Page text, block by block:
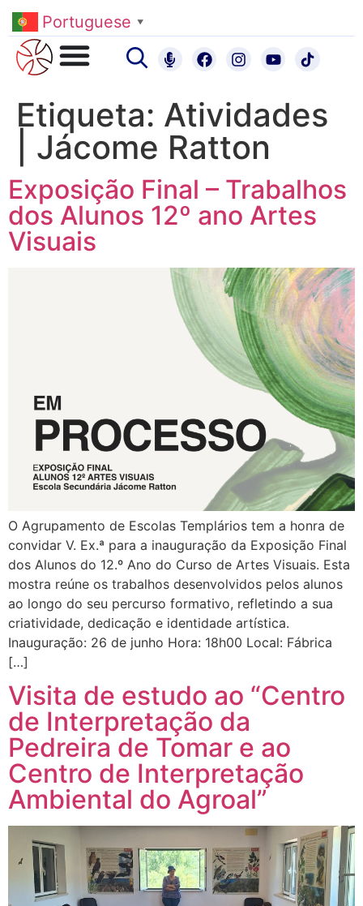
Portuguese ▼
Etiqueta: Atividades
| Jácome Ratton
Exposição Final – Trabalhos
dos Alunos 12º ano Artes
Visuais
O Agrupamento de Escolas Templários tem a honra de
convidar V. Ex.ª para a inauguração da Exposição Final
dos Alunos do 12.º Ano do Curso de Artes Visuais. Esta
mostra reúne os trabalhos desenvolvidos pelos alunos
ao longo do seu percurso formativo, refletindo a sua
criatividade, dedicação e identidade artística.
Inauguração: 26 de junho Hora: 18h00 Local: Fábrica
[…]
Visita de estudo ao “Centro
de Interpretação da
Pedreira de Tomar e ao
Centro de Interpretação
Ambiental do Agroal”